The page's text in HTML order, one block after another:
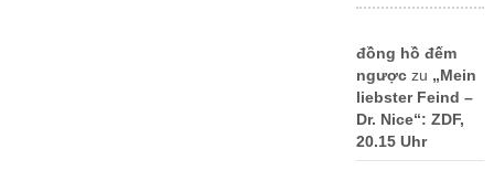
đồng hồ đếm
ngượczu „Mein
liebster Feind –
Dr. Nice“: ZDF,
20.15 Uhr